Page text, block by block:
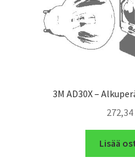
3M AD30X –
272,34
Lisää